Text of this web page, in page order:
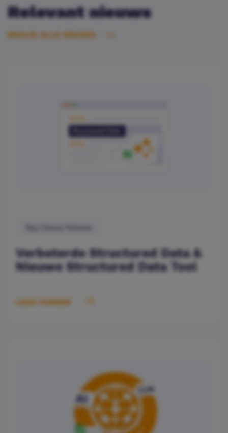
Relevant nieuws
BEKIJK ALLE NIEUWS
Verbeterde Structured Data &
Nieuwe Structured Data Tool
LEES VERDER